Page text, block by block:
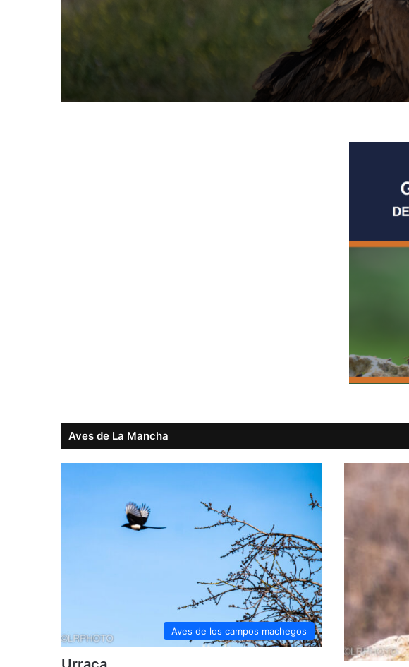
Aves de La Mancha
Aves de los campos machegos